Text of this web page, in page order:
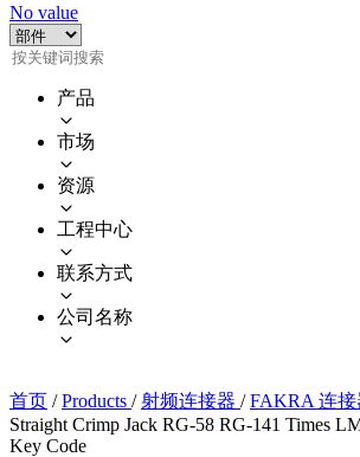
No value
产品
市场
资源
工程中心
联系方式
公司名称
首页 / Products / 射频连接器 / FAKRA 连接
Straight Crimp Jack RG-58 RG-141 Times
Key Code